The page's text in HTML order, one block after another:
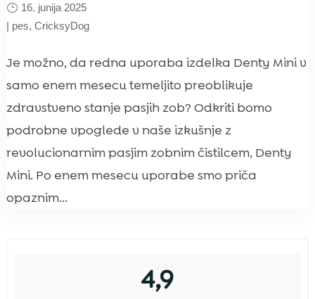
16. junija 2025
| pes, CricksyDog
Je možno, da redna uporaba izdelka Denty Mini v
samo enem mesecu temeljito preoblikuje
zdravstveno stanje pasjih zob? Odkriti bomo
podrobne vpoglede v naše izkušnje z
revolucionarnim pasjim zobnim čistilcem, Denty
Mini. Po enem mesecu uporabe smo priča
opaznim...
4,9